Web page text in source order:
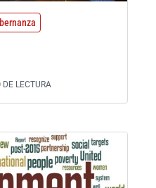
LECTURA